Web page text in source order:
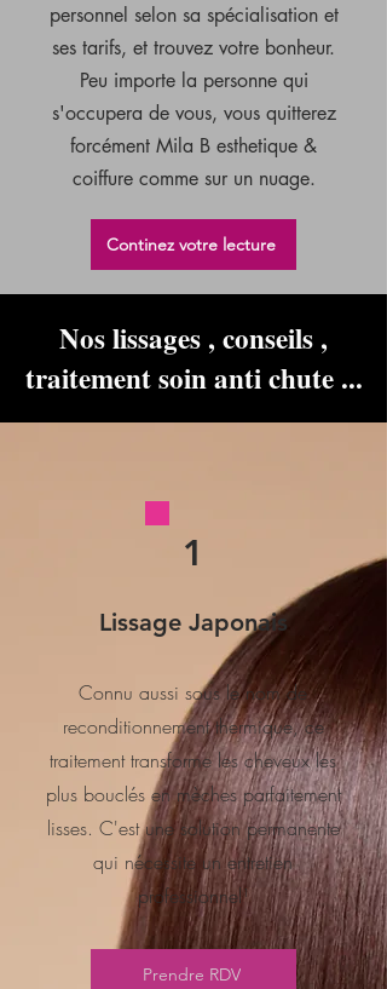
personnel selon sa spécialisation et
ses tarifs, et trouvez votre bonheur.
Peu importe la personne qui
s'occupera de vous, vous quitterez
forcément Mila B esthetique &
coiffure comme sur un nuage.
Continez votre lecture
Nos lissages , conseils ,
traitement soin anti chute ...
1
Lissage Japonais
Connu aussi sous le nom de
reconditionnement thermique, ce
traitement transforme les cheveux les
plus bouclés en mèches parfaitement
lisses. C'est une solution permanente
qui nécessite un entretien
professionnel¹
Prendre RDV